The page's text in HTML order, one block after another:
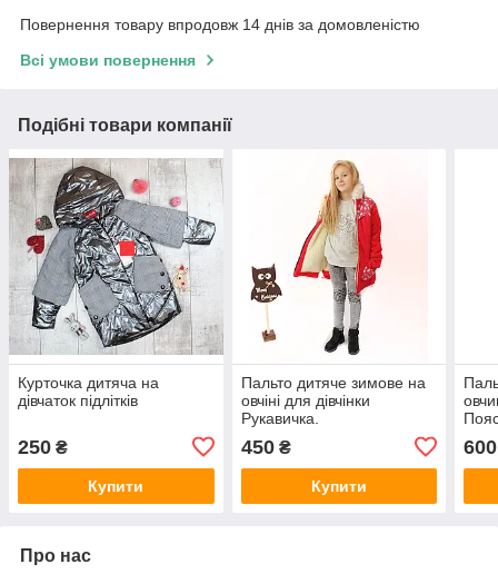
Повернення товару впродовж 14 днів за домовленістю
Всі умови повернення
Подібні товари компанії
Курточка дитяча на
дівчаток підлітків
250 ₴
Купити
Пальто дитяче зимове на
овчіні для дівчінки
Рукавичка.
450₴
Купити
600
Про нас